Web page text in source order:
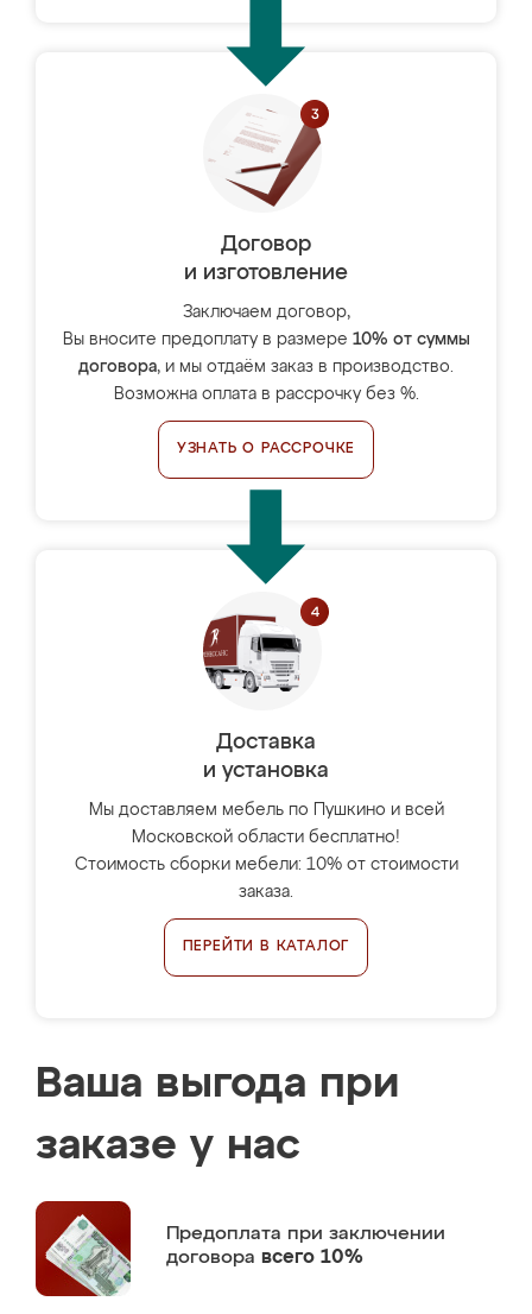
Договор
и изготовление
Заключаем договор,
Вы вносите предоплату в размере 10% от суммы
договора, и мы отдаём заказ в производство.
Возможна оплата в рассрочку без %.
УЗНАТЬ О РАССРОЧКЕ
Доставка
и установка
Мы доставляем мебель по Пушкино и всей
Московской области бесплатно!
Стоимость сборки мебели: 10% от стоимости
заказа.
ПЕРЕЙТИ В КАТАЛОГ
Ваша выгода при
заказе у нас
Предоплата при заключении
договора всего 10%